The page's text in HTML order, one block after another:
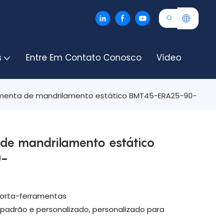
Entre Em Contato Conosco Vídeo
de mandrilamento estático BMT45-ERA25-90-
mandrilamento estático
ferramentas
e personalizado, personalizado para